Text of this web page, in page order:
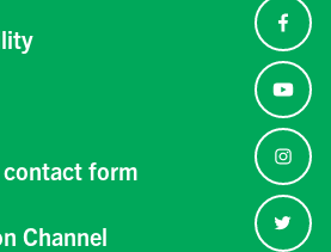
form
Channel